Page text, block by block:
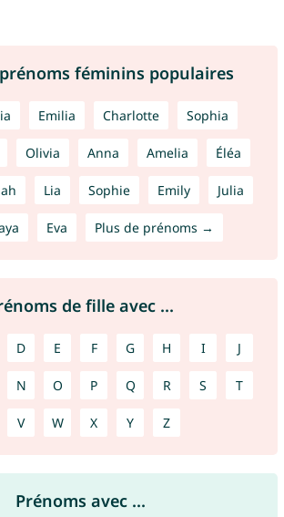
féminins populaires
Emilia Charlotte Sophia
Olivia Anna Amelia Éléa
Lia Sophie Emily Julia
Eva Plus de prénoms →
de fille avec ...
D E F G H I J
N O P Q R S T
V W X Y Z
Prénoms avec ...